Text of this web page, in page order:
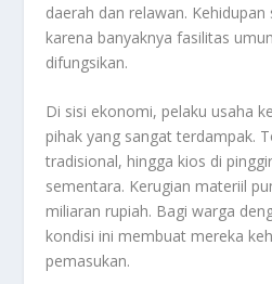
daerah dan relawan.
karena banyaknya fasilitas
difungsikan.
Di sisi ekonomi, pelaku usaha
pihak yang sangat terdampak.
tradisional, hingga kios di
sementara. Kerugian materiil
miliaran rupiah. Bagi warga
kondisi ini membuat mereka
pemasukan.